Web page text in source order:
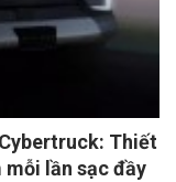
Thiết
mỗi lần sạc đầy